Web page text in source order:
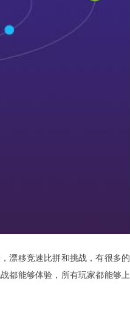
漂移竞速比拼和挑战，有很多的
都能够体验，所有玩家都能够上